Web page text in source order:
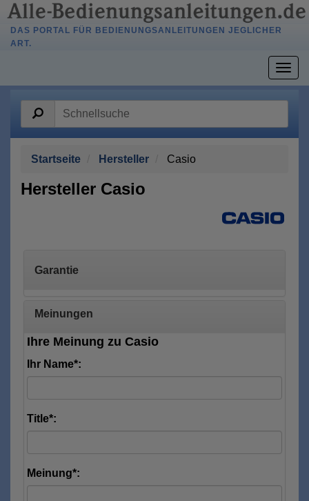
DAS PORTAL FÜR BEDIENUNGSANLEITUNGEN JEGLICHER
ART.
Startseite Hersteller Casio
Hersteller Casio
Garantie
Meinungen
Ihre Meinung zu Casio
Ihr Name*:
Title*:
Meinung*: